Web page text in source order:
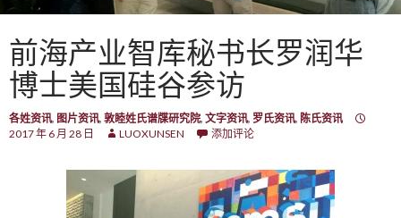
前海产业智库秘书长罗润华
博士美国硅谷参访
各姓资讯, 图片资讯, 敦睦姓氏谱牒研究院, 文字资讯, 罗氏资讯, 陈氏资讯
2017 年 6 月 28 日
LUOXUNSEN 添加评论